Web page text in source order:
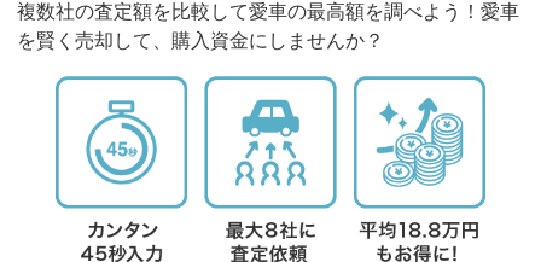
複数社の査定額を比較して愛車の最高額を調べよう！愛車
を賢く売却して、購入資金にしませんか？